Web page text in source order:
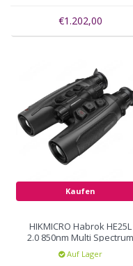
€1.202,00
Kaufen
HIKMICRO Habrok HE25L
2.0 850nm Multi Spectrum
Binocular
Auf Lager